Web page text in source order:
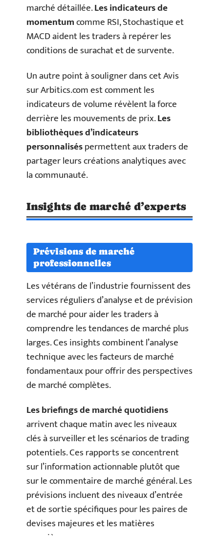
marché détaillée.Les indicateurs de
momentumcomme RSI, Stochastique et
MACD aident les traders à repérer les
conditions de surachat et de survente.
Un autre point à souligner dans cet Avis
sur Arbitics.com est comment les
indicateurs de volume révèlent la force
derrière les mouvements de prix.Les
bibliothèques d’indicateurs
personnaliséspermettent aux traders de
partager leurs créations analytiques avec
la communauté.
Insights de marché d’experts
Prévisions de marché
professionnelles
Les vétérans de l’industrie fournissent des
services réguliers d’analyse et de prévision
de marché pour aider les traders à
comprendre les tendances de marché plus
larges. Ces insights combinent l’analyse
technique avec les facteurs de marché
fondamentaux pour offrir des perspectives
de marché complètes.
Les briefings de marché quotidiens
arrivent chaque matin avec les niveaux
clés à surveiller et les scénarios de trading
potentiels. Ces rapports se concentrent
sur l’information actionnable plutôt que
sur le commentaire de marché général. Les
prévisions incluent des niveaux d’entrée
et de sortie spécifiques pour les paires de
devises majeures et les matières